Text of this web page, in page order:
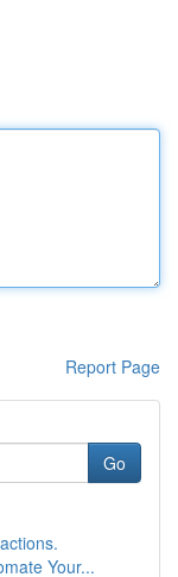
Report Page
Go
Your...